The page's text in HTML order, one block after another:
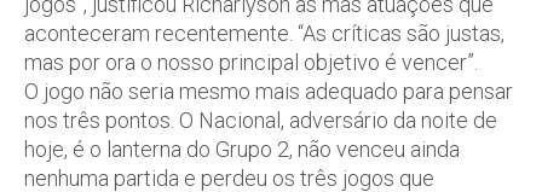
aconteceram recentemente. “As críticas são justas,
mas por ora o nosso principal objetivo é vencer”.
O jogo não seria mesmo mais adequado para pensar
nos três pontos. O Nacional, adversário da noite de
hoje, é o lanterna do Grupo 2, não venceu ainda
nenhuma partida e perdeu os três jogos que